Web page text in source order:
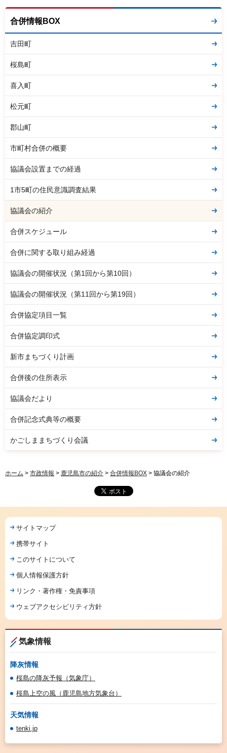
合併情報BOX
吉田町
桜島町
喜入町
松元町
郡山町
市町村合併の概要
協議会設置までの経過
1市5町の住民意識調査結果
協議会の紹介
合併スケジュール
合併に関する取り組み経過
協議会の開催状況（第1回から第10回）
協議会の開催状況（第11回から第19回）
合併協定項目一覧
合併協定調印式
新市まちづくり計画
合併後の住所表示
協議会だより
合併記念式典等の概要
かごしままちづくり会議
ホーム > 市政情報 > 鹿児島市の紹介 > 合併情報BOX > 協議会の紹介
サイトマップ
携帯サイト
このサイトについて
個人情報保護方針
リンク・著作権・免責事項
ウェブアクセシビリティ方針
気象情報
降灰情報
桜島の降灰予報（気象庁）
桜島上空の風（鹿児島地方気象台）
天気情報
tenki.jp